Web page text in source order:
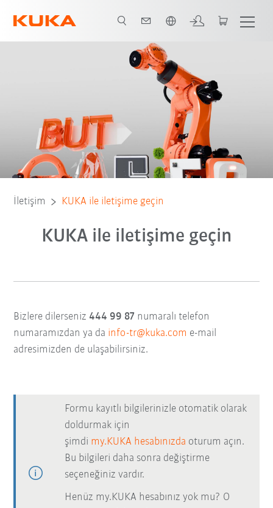
İletişim KUKA ile iletişime geçin
KUKA ile iletişime geçin
Bizlere dilerseniz 444 99 87 numaralı telefon
numaramızdan ya da info-tr@kuka.com e-mail
adresimizden de ulaşabilirsiniz.
Formu kayıtlı bilgilerinizle otomatik olarak
doldurmak için
şimdi my.KUKA hesabınızda oturum açın.
Bu bilgileri daha sonra değiştirme
seçeneğiniz vardır.
Henüz my.KUKA hesabınız yok mu? O